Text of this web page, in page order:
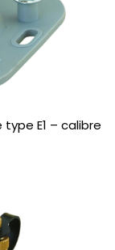
E1 – calibre